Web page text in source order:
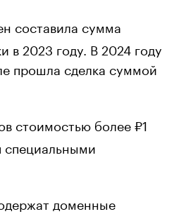
составила сумма
в 2023 году. В 2024 году
прошла сделка суммой
стоимостью более ₽1
доменные